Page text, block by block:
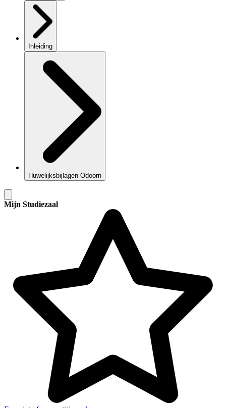
Inleiding
Huwelijksbijlagen Odoorn
Mijn Studiezaal